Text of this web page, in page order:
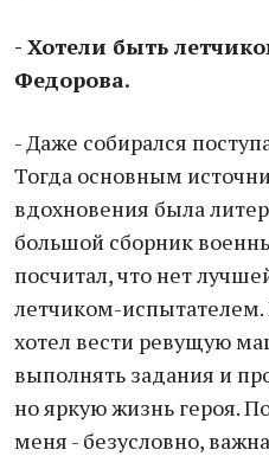
- Хотели быть
Федорова.
- Даже собирался
Тогда основным
вдохновения была
большой сборник
посчитал, что нет
летчиком-
хотел вести ревущую
выполнять задания и
но яркую жизнь героя.
меня - безусловно,